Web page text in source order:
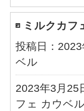
ミルクカフ
投稿日：
ベル
2023年3月25
フェ カウベ